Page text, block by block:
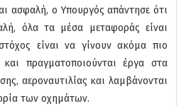
ασφαλή, ο Υπουργός απάντησε ότι
όλα τα μέσα μεταφοράς είναι
είναι να γίνουν ακόμα πιο
πραγματοποιούνται έργα στα
αεροναυτιλίας και λαμβάνονται
των οχημάτων.